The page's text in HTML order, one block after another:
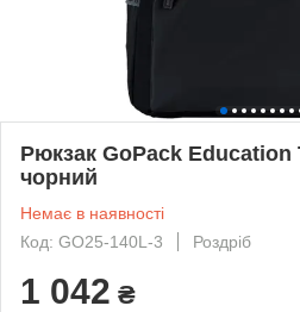
Рюкзак GoPack Education
чорний
Немає в наявності
Код: GO25-140L-3
Роздріб
1 042 ₴